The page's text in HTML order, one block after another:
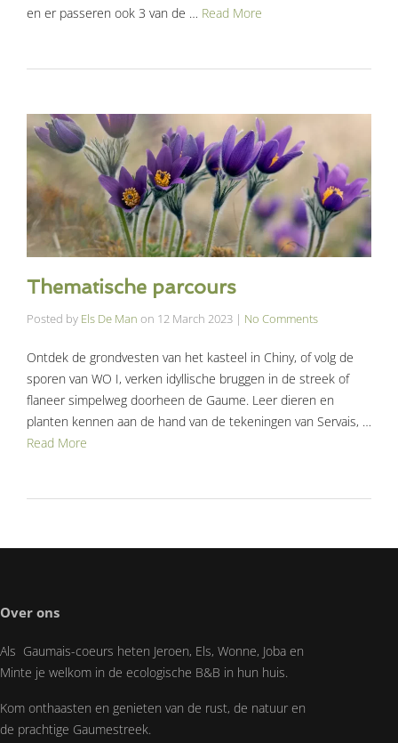
en er passeren ook 3 van de … Read More
Thematische parcours
Posted by Els De Man on 12 March 2023 | No Comments
Ontdek de grondvesten van het kasteel in Chiny, of volg de
sporen van WO I, verken idyllische bruggen in de streek of
flaneer simpelweg doorheen de Gaume. Leer dieren en
planten kennen aan de hand van de tekeningen van Servais, …
Read More
Over ons
Als Gaumais-coeurs heten Jeroen, Els, Wonne, Joba en
Minte je welkom in de ecologische B&B in hun huis.
Kom onthaasten en genieten van de rust, de natuur en
de prachtige Gaumestreek.